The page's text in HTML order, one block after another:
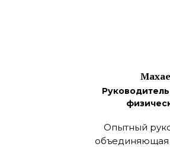
Опытный
объединяющая